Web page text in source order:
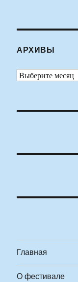
АРХИВЫ
Архивы
Главная
О фестивале